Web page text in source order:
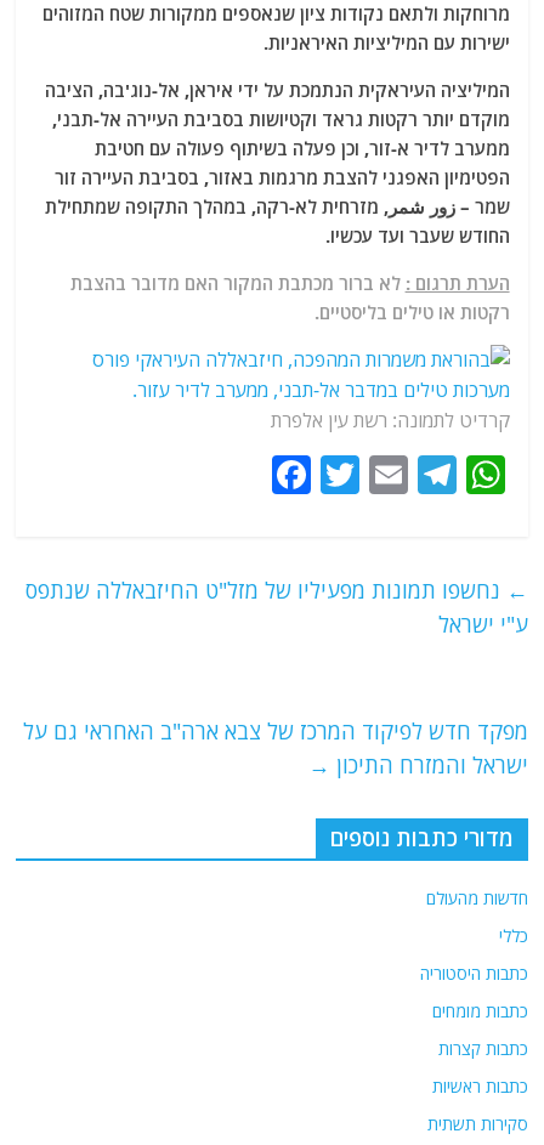
מרוחקות ולתאם נקודות ציון שנאספים ממקורות שטח המזוהים
ישירות עם המיליציות האיראניות.
המיליציה העיראקית הנתמכת על ידי איראן, אל-נוג'בה, הציבה
מוקדם יותר רקטות גראד וקטיושות בסביבת העיירה אל-תבני,
ממערב לדיר א-זור, וכן פעלה בשיתוף פעולה עם חטיבת
הפטימיון האפגני להצבת מרגמות באזור, בסביבת העיירה זור
שמר – زور شمر, מזרחית לא-רקה, במהלך התקופה שמתחילת
החודש שעבר ועד עכשיו.
הערת תרגום : לא ברור מכתבת המקור האם מדובר בהצבת
רקטות או טילים בליסטיים.
קרדיט לתמונה: רשת עין אלפרת
W
s
A
T
g
E
l
T
er
e
k
← נחשפו תמונות מפעיליו של מזל"ט החיזבאללה שנתפס
ע"י ישראל
מפקד חדש לפיקוד המרכז של צבא ארה"ב האחראי גם על
ישראל והמזרח התיכון →
מדורי כתבות נוספים
חדשות מהעולם
כללי
כתבות היסטוריה
כתבות מומחים
כתבות קצרות
כתבות ראשיות
סקירות תשתית